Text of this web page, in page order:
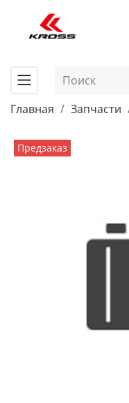
Главная Запчасти
Предзаказ